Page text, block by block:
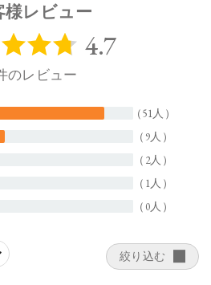
マージリノレイル、ラウロイルグ
バシン酸）コポリマー、（ベヘン
サ核油、オプンチアフィクスイン
タンエキス、カニナバラ果実エキ
エキス、サトザクラ花エキス、カ
イルトリペプチド－38、バニリル
ース、カプリル酸グリセリル、イ
（小麦由来）、エチルヘキサン酸
ニオイテンジクアオイ油、アオモ
油、リンゴ酸、水、BG、エタノー
様レビュー